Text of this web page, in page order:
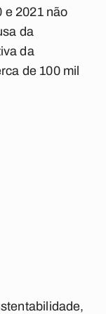
e 2021 não
da
da
de 100 mil